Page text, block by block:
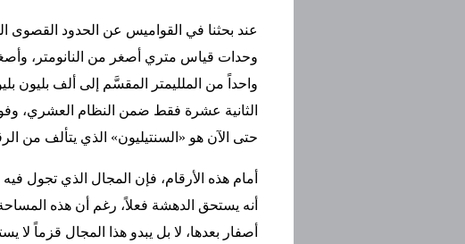
عند بحثنا في القواميس عن الحدود القصوى
وحدات قياس متري أصغر من النانومتر،
واحداً من الملليمتر المقسَّم إلى ألف بليون
الثانية عشرة فقط ضمن النظام العشري،
حتى الآن هو «السنتيليون» الذي يتألف من الرقم 1 يتبعه 303
أمام هذه الأرقام، فإن المجال الذي تجول فيه
أنه يستحق الدهشة فعلاً، رغم أن هذه
أصفار بعدها، لا بل يبدو هذا المجال قزماً لا